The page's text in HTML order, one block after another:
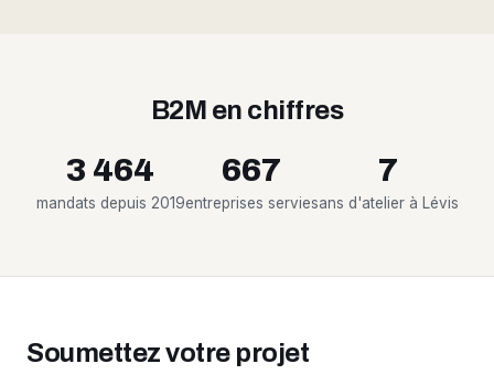
B2M en chiffres
3 464
mandats depuis 2019
667
entreprises servies
7
ans d'atelier à Lévis
Soumettez votre projet